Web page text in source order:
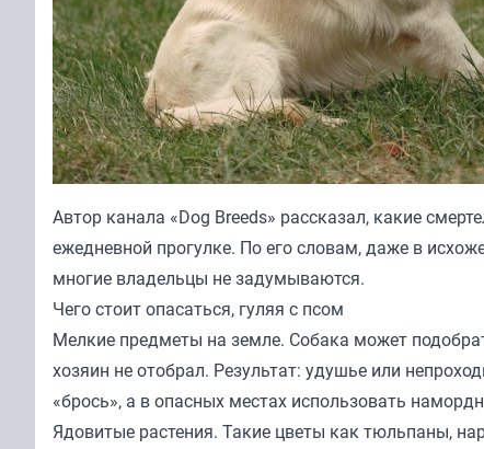
Автор канала «Dog Breeds» рассказал, какие
ежедневной прогулке. По его словам, даже в
многие владельцы не задумываются.
Чего стоит опасаться, гуляя с псом
Мелкие предметы на земле. Собака может
хозяин не отобрал. Результат: удушье или
«брось», а в опасных местах использовать
Ядовитые растения. Такие цветы как тюльпаны,